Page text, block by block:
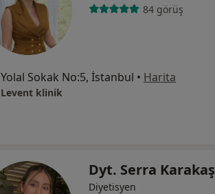
84 görüş
Yolal Sokak No:5, İstanbul • Harita
Levent klinik
Dyt. Serra Karakaş
Diyetisyen